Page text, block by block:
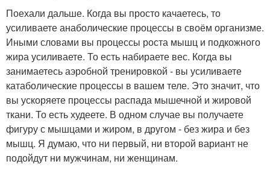
Поехали дальше. Когда вы просто качаетесь, то
усиливаете анаболические процессы в своём организме.
Иными словами вы процессы роста мышц и подкожного
жира усиливаете. То есть набираете вес. Когда вы
занимаетесь аэробной тренировкой - вы усиливаете
катаболические процессы в вашем теле. Это значит, что
вы ускоряете процессы распада мышечной и жировой
ткани. То есть худеете. В одном случае вы получаете
фигуру с мышцами и жиром, в другом - без жира и без
мышц. Я думаю, что ни первый, ни второй вариант не
подойдут ни мужчинам, ни женщинам.